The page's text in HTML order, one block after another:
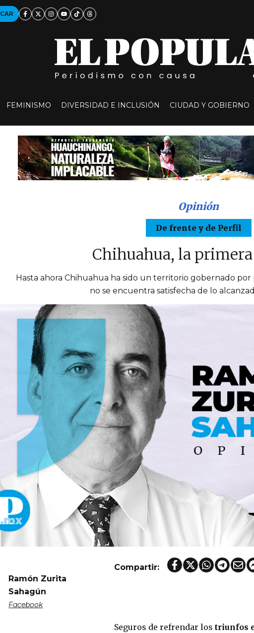
FEMINISMO DIVERSIDAD E INCLUSIÓN CIUDAD Y GOBIERNO
Opinión
De frente y de Perfil
Chihuahua, la
Hasta ahora Chihuahua ha sido un territorio gobernado por
no se encuentra satisfecha de lo
Ramón Zurita
Sahagún
Facebook
Compartir:
Seguros de refrendar los triunfos